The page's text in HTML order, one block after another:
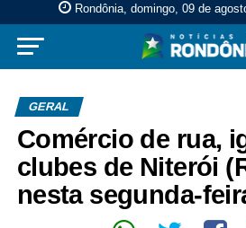
Rondônia, domingo, 09 de
GERAL
Comércio de rua,
clubes de Niterói
nesta segunda-